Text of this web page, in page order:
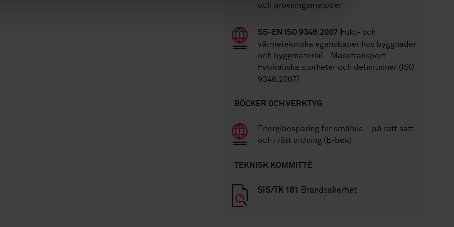
och provningsmetoder
SS-EN ISO 9346:2007 Fukt- och
värmetekniska egenskaper hos byggnader
och byggmaterial - Masstransport -
Fysikaliska storheter och definitioner (ISO
9346:2007)
BÖCKER OCH VERKTYG
Energibesparing för småhus – på rätt sätt
och i rätt ordning (E-bok)
TEKNISK KOMMITTÉ
SIS/TK 181 Brandsäkerhet